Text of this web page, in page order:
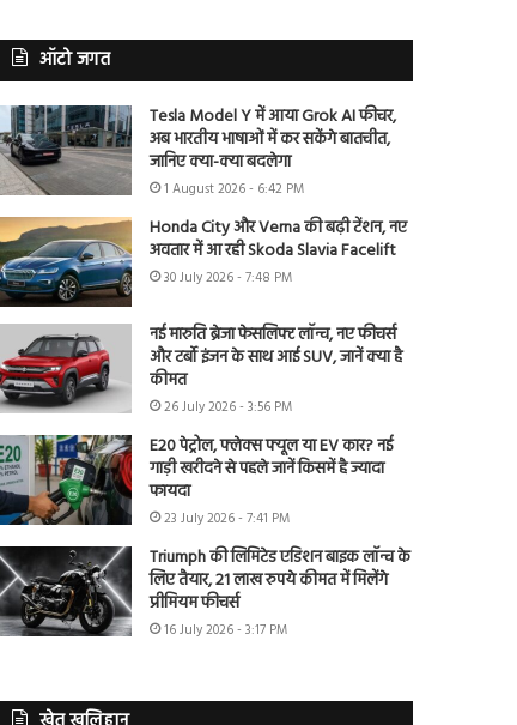
ऑटो जगत
Tesla Model Y में आया Grok AI फीचर,
अब भारतीय भाषाओं में कर सकेंगे बातचीत,
जानिए क्या-क्या बदलेगा
1 August 2026 - 6:42 PM
Honda City और Verna की बढ़ी टेंशन, नए
अवतार में आ रही Skoda Slavia Facelift
30 July 2026 - 7:48 PM
नई मारुति ब्रेजा फेसलिफ्ट लॉन्च, नए फीचर्स
और टर्बो इंजन के साथ आई SUV, जानें क्या है
कीमत
26 July 2026 - 3:56 PM
E20 पेट्रोल, फ्लेक्स फ्यूल या EV कार? नई
गाड़ी खरीदने से पहले जानें किसमें है ज्यादा
फायदा
23 July 2026 - 7:41 PM
Triumph की लिमिटेड एडिशन बाइक लॉन्च के
लिए तैयार, 21 लाख रुपये कीमत में मिलेंगे
प्रीमियम फीचर्स
16 July 2026 - 3:17 PM